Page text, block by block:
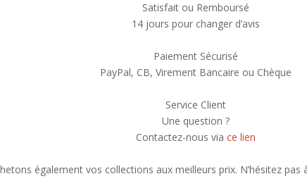
Satisfait ou Remboursé
14 jours pour changer d’avis
Paiement Sécurisé
PayPal, CB, Virement Bancaire ou Chèque
Service Client
Une question ?
Contactez-nous via ce lien
également vos collections aux meilleurs prix. N’hésitez pas